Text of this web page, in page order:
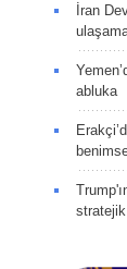
İran
abluka